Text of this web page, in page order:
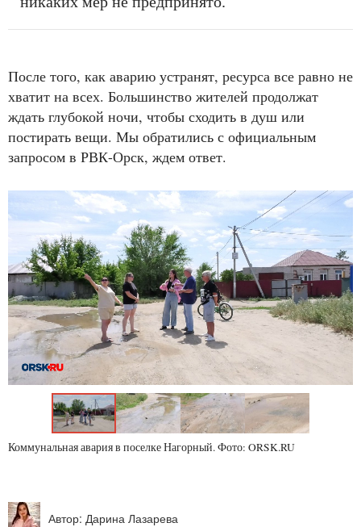
После того, как аварию устранят, ресурса все равно не
хватит на всех. Большинство жителей продолжат
ждать глубокой ночи, чтобы сходить в душ или
постирать вещи. Мы обратились с официальным
запросом в РВК-Орск, ждем ответ.
Коммунальная авария в поселке Нагорный. Фото: ORSK.RU
Автор: Дарина Лазарева